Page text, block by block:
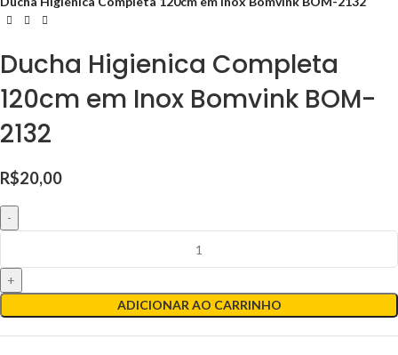
Ducha Higienica Completa
120cm em Inox Bomvink BOM-
2132
R$20,00
ADICIONAR AO CARRINHO